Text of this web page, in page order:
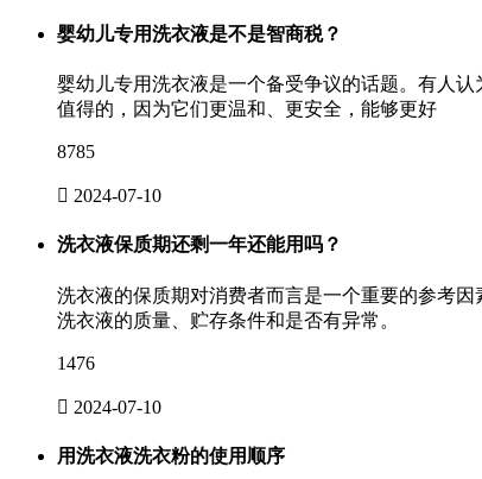
婴幼儿专用洗衣液是不是智商税？
婴幼儿专用洗衣液是一个备受争议的话题。有人
值得的，因为它们更温和、更安全，能够更好
8785
 2024-07-10
洗衣液保质期还剩一年还能用吗？
洗衣液的保质期对消费者而言是一个重要的参考
洗衣液的质量、贮存条件和是否有异常。
1476
 2024-07-10
用洗衣液洗衣粉的使用顺序